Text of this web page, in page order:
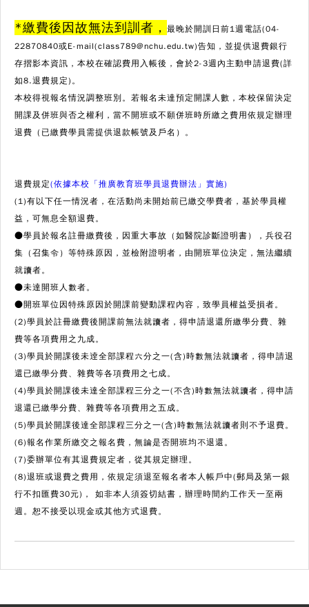
*繳費後因故無法到訓者， 最晚於開訓日前1週電話(04-
22870840或E-mail(class789@nchu.edu.tw)告知，並提供退費銀行
存摺影本資訊，本校在確認費用入帳後，會於2-3週內主動申請退費(詳
如8.退費規定)。
本校得視報名情況調整班別。若報名未達預定開課人數，本校保留決定
開課及併班與否之權利，當不開班或不願併班時所繳之費用依規定辦理
退費（已繳費學員需提供退款帳號及戶名）。
退費規定(依據本校「推廣教育班學員退費辦法」實施)
(1)有以下任一情況者，在活動尚未開始前已繳交學費者，基於學員權
益，可無息全額退費。
●學員於報名註冊繳費後，因重大事故（如醫院診斷證明書），兵役召
集（召集令）等特殊原因，並檢附證明者，由開班單位決定，無法繼續
就讀者。
●未達開班人數者。
●開班單位因特殊原因於開課前變動課程內容，致學員權益受損者。
(2)學員於註冊繳費後開課前無法就讀者，得申請退還所繳學分費、雜
費等各項費用之九成。
(3)學員於開課後未逹全部課程六分之一(含)時數無法就讀者，得申請退
還已繳學分費、雜費等各項費用之七成。
(4)學員於開課後未達全部課程三分之一(不含)時數無法就讀者，得申請
退還已繳學分費、雜費等各項費用之五成。
(5)學員於開課後達全部課程三分之一(含)時數無法就讀者則不予退費。
(6)報名作業所繳交之報名費，無論是否開班均不退還。
(7)委辦單位有其退費規定者，從其規定辦理。
(8)退班或退費之費用，依規定須退至報名者本人帳戶中(郵局及第一銀
行不扣匯費30元)， 如非本人須簽切結書，辦理時間約工作天一至兩
週。恕不接受以現金或其他方式退費。